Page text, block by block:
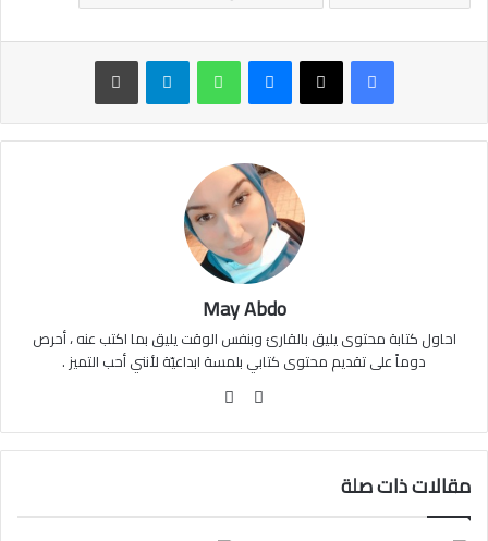
ماسنجر واتساب تيلقرام طباعة
May Abdo
احاول كتابة محتوى يليق بالقارئ وبنفس الوقت يليق بما اكتب عنه ، أحرص
دوماً على تقديم محتوى كتابي بلمسة ابداعيّة لأنني أحب التميز .
موقع
مقالات ذات صلة